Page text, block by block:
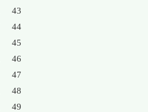
43
44
45
46
47
48
49